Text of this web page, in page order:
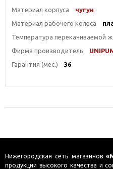
Материал корпуса
чугун
Материал рабочего колеса
Температура перекачиваемой
Фирма производитель
Гарантия (мес.)
36
Нижегородская сеть магазинов
продукции высокого качества и